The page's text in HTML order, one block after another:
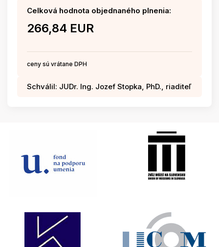
Celková hodnota objednaného plnenia:
266,84 EUR
ceny sú vrátane DPH
Schválil: JUDr. Ing. Jozef Stopka, PhD., riaditeľ